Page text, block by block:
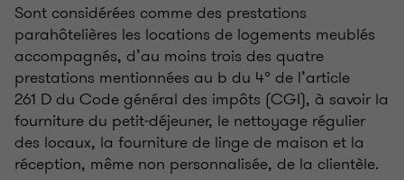
Sont considérées comme des prestations
parahôtelières les locations de logements meublés
accompagnés, d’au moins trois des quatre
prestations mentionnées au b du 4° de l’article
261 D du Code général des impôts (CGI), à savoir la
fourniture du petit-déjeuner, le nettoyage régulier
des locaux, la fourniture de linge de maison et la
réception, même non personnalisée, de la clientèle.